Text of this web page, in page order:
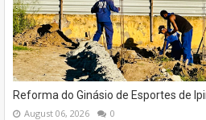
Reforma do Ginásio de Esportes de
August 06, 2026 0